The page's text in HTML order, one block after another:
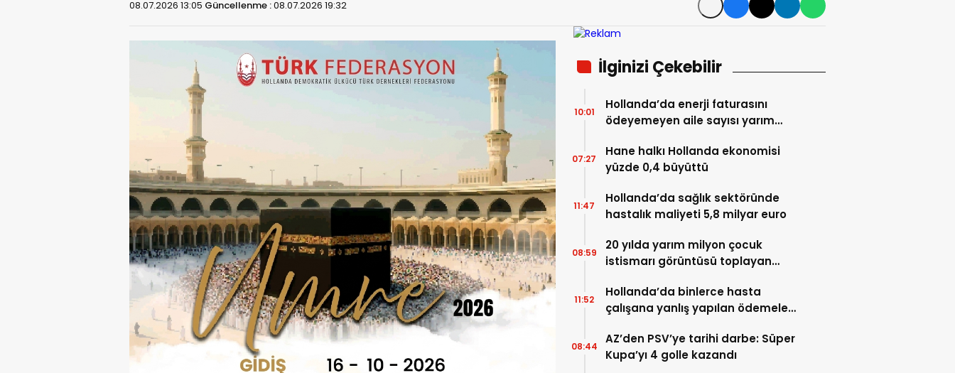
08.07.2026 13:05 Güncellenme :08.07.2026 19:32
İlginizi Çekebilir
Hollanda’da enerji faturasını
ödeyemeyen aile sayısı yarım
10:01
Hane halkı Hollanda ekonomisi
yüzde 0,4 büyüttü
07:27
Hollanda’da sağlık sektöründe
hastalık maliyeti 5,8 milyar euro
11:47
20 yılda yarım milyon çocuk
istismarı görüntüsü toplayan
08:59
Hollanda’da binlerce hasta
çalışana yanlış yapılan ödemeler
11:52
AZ’den PSV’ye tarihi darbe: Süper
Kupa’yı 4 golle kazandı
08:44